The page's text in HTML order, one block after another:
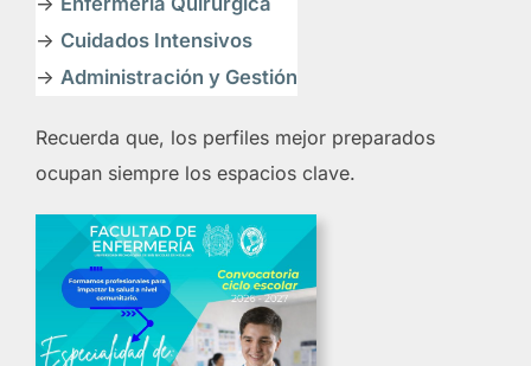
-> Cuidados Intensivos
-> Administración y Gestión
Recuerda que, los perfiles mejor preparados
ocupan siempre los espacios clave.